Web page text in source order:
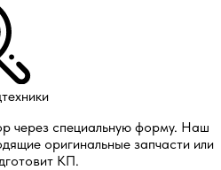
через специальную форму. Наш
оригинальные запчасти или
КП.